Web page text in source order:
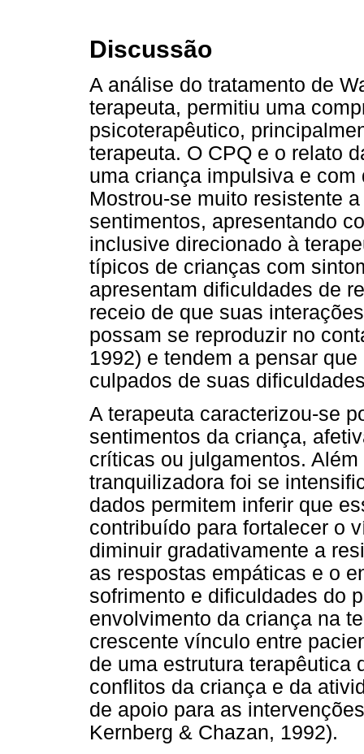
Discussão
A análise do tratamento de
terapeuta, permitiu uma
psicoterapêutico,
terapeuta. O CPQ e o relato
uma criança impulsiva e
Mostrou-se muito resistente
sentimentos, apresentando
inclusive direcionado à
típicos de crianças com
apresentam dificuldades de
receio de que suas
possam se reproduzir no
1992) e tendem a pensar
culpados de suas
A terapeuta caracterizou-se
sentimentos da criança,
críticas ou julgamentos.
tranquilizadora foi se
dados permitem inferir que
contribuído para fortalecer o
diminuir gradativamente a
as respostas empáticas e o
sofrimento e dificuldades do
envolvimento da criança na
crescente vínculo entre
de uma estrutura terapêutica
conflitos da criança e da
de apoio para as
Kernberg & Chazan, 1992).